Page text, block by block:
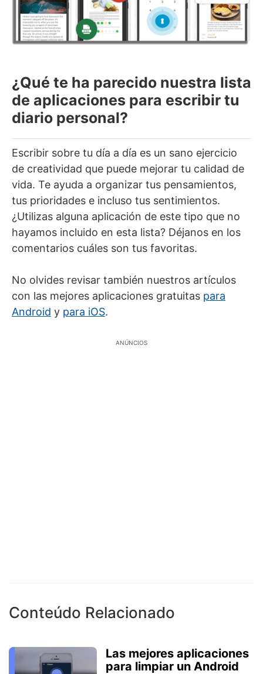
¿Qué te ha parecido nuestra lista
de aplicaciones para escribir tu
diario personal?
Escribir sobre tu día a día es un sano ejercicio
de creatividad que puede mejorar tu calidad de
vida. Te ayuda a organizar tus pensamientos,
tus prioridades e incluso tus sentimientos.
¿Utilizas alguna aplicación de este tipo que no
hayamos incluido en esta lista? Déjanos en los
comentarios cuáles son tus favoritas.
No olvides revisar también nuestros artículos
con las mejores aplicaciones gratuitas para
Android y para iOS.
ANÚNCIOS
Conteúdo Relacionado
Las mejores aplicaciones
para limpiar un Android